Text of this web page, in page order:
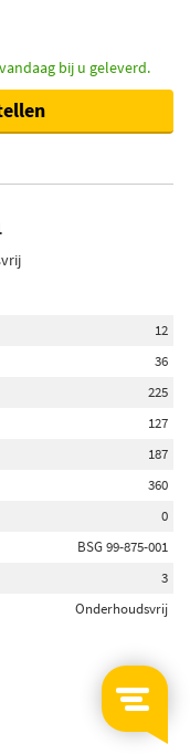
bij u geleverd.
12
36
225
127
187
360
0
BSG 99-875-001
3
Onderhoudsvrij